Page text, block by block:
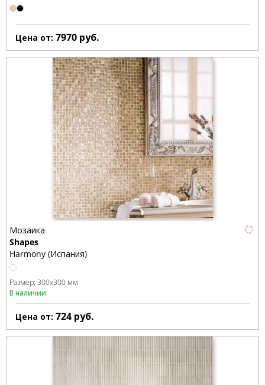
Цена от: 7970 руб.
Мозаика
Shapes
Harmony (Испания)
Размер: 300x300 мм
В наличии
Цена от: 724 руб.